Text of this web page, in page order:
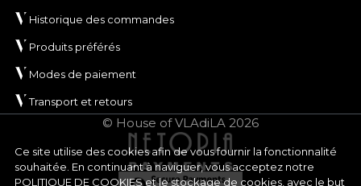
Ce site utilise des cookies afin de vous fournir la fonctionnalité
souhaitée. En continuant à naviguer, vous acceptez notre
POLITIQUE DE COOKIESet le stockage de cookies, avec le but
Historique des commandes
Produits préférés
Modes de paiement
Transport et retours
© House of VLAdiLA 2026